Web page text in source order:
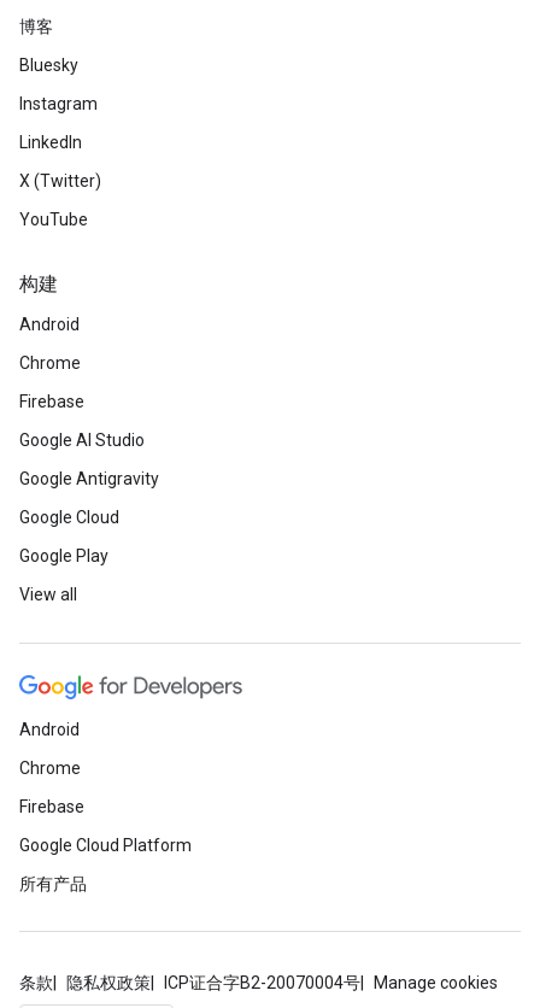
博客
Bluesky
Instagram
LinkedIn
X (Twitter)
YouTube
构建
Android
Chrome
Firebase
Google AI Studio
Google Antigravity
Google Cloud
Google Play
View all
Android
Chrome
Firebase
Google Cloud Platform
所有产品
条款 隐私权政策 ICP证合字B2-20070004号 Manage cookies